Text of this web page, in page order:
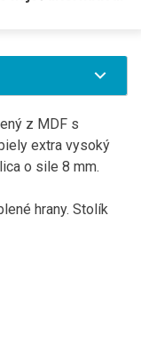
z MDF s
extra vysoký
o sile 8 mm.
hrany. Stolík